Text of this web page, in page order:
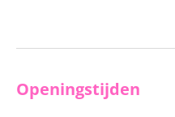
Openingstijden